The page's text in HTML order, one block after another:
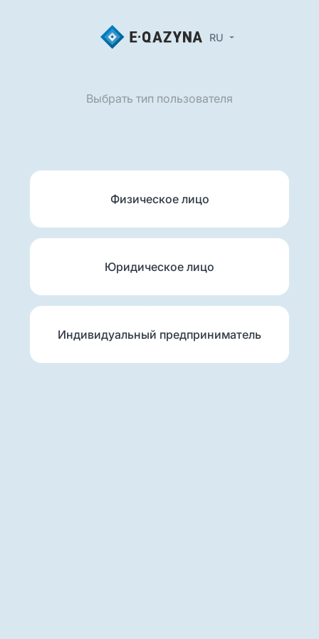
RU
Выбрать тип пользователя
Физическое лицо
Юридическое лицо
Индивидуальный предприниматель